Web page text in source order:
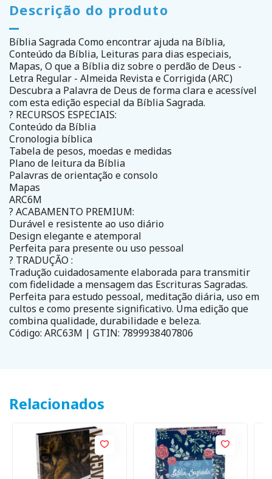
Descrição do produto
Bíblia Sagrada Como encontrar ajuda na Bíblia,
Conteúdo da Bíblia, Leituras para dias especiais,
Mapas, O que a Bíblia diz sobre o perdão de Deus -
Letra Regular - Almeida Revista e Corrigida (ARC)
Descubra a Palavra de Deus de forma clara e acessível
com esta edição especial da Bíblia Sagrada.
? RECURSOS ESPECIAIS:
Conteúdo da Bíblia
Cronologia bíblica
Tabela de pesos, moedas e medidas
Plano de leitura da Bíblia
Palavras de orientação e consolo
Mapas
ARC6M
? ACABAMENTO PREMIUM:
Durável e resistente ao uso diário
Design elegante e atemporal
Perfeita para presente ou uso pessoal
? TRADUÇÃO :
Tradução cuidadosamente elaborada para transmitir
com fidelidade a mensagem das Escrituras Sagradas.
Perfeita para estudo pessoal, meditação diária, uso em
cultos e como presente significativo. Uma edição que
combina qualidade, durabilidade e beleza.
Código: ARC63M | GTIN: 7899938407806
Relacionados